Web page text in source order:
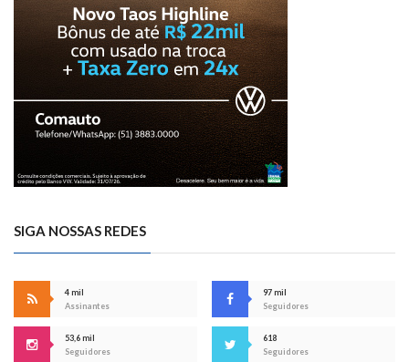
SIGA NOSSAS REDES
4 mil
Assinantes
97 mil
Seguidores
53,6 mil
Seguidores
618
Seguidores